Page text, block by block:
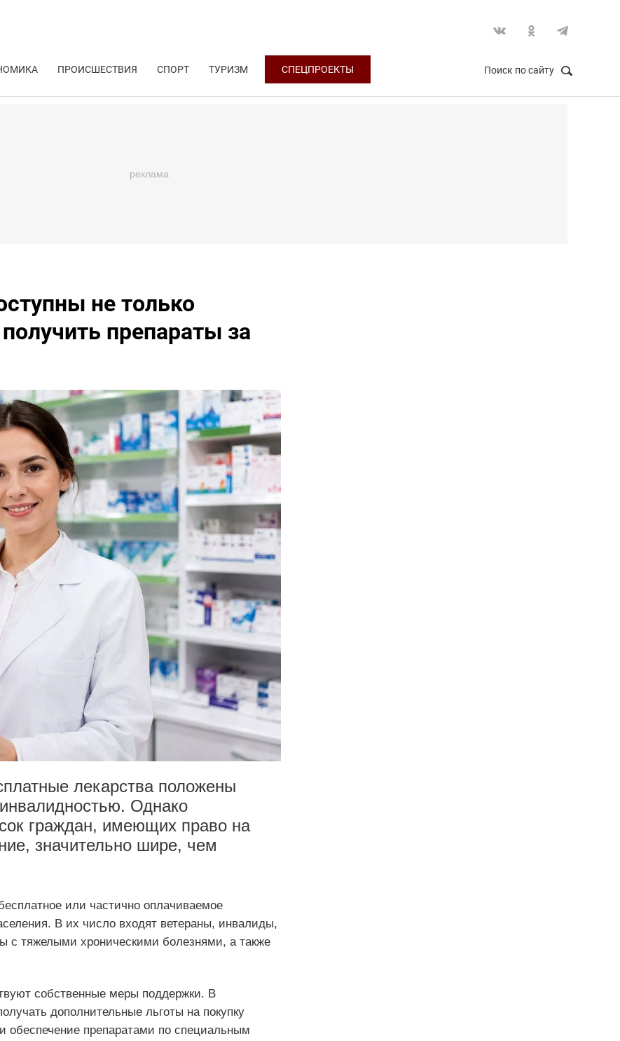
ПРОИСШЕСТВИЯ СПОРТ ТУРИЗМ СПЕЦПРОЕКТЫ Поиск по сайту
не только
препараты за
лекарства положены
Однако
граждан, имеющих право на
значительно шире, чем
или частично оплачиваемое
В их число входят ветераны, инвалиды,
с тяжелыми хроническими болезнями, а также
собственные меры поддержки. В
дополнительные льготы на покупку
обеспечение препаратами по специальным